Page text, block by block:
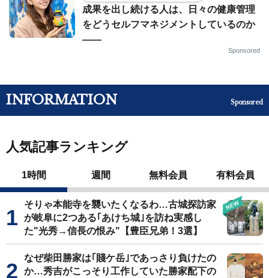
成果を出し続ける人は、日々の健康管理
をどうセルフマネジメントしているのか
——
Sponsored
INFORMATION Sponsored
人気記事ランキング
1時間 週間 無料会員 有料会員
そりゃ本能寺を襲いたくなるわ…古城探訪家
が岐阜に2つある｢あけち城｣を訪ね実感し
た"光秀→信長の恨み"【豊臣兄弟！3選】
なぜ柴田勝家は｢賤ケ岳｣であっさり負けたの
か…秀吉がこっそり工作していた勝家配下の